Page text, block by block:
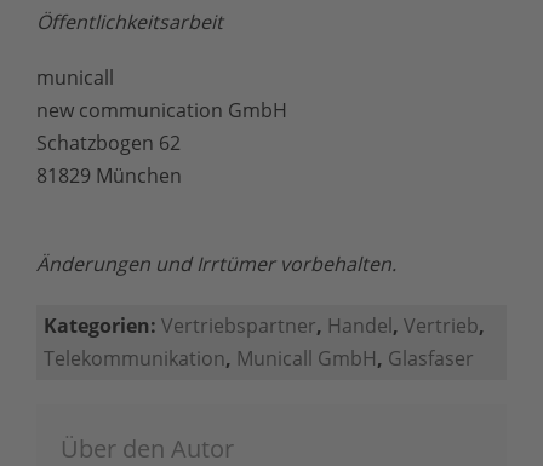
Öffentlichkeitsarbeit
municall
new communication GmbH
Schatzbogen 62
81829 München
Änderungen und Irrtümer vorbehalten.
Kategorien: Vertriebspartner, Handel, Vertrieb,
Telekommunikation, Municall GmbH, Glasfaser
Über den Autor